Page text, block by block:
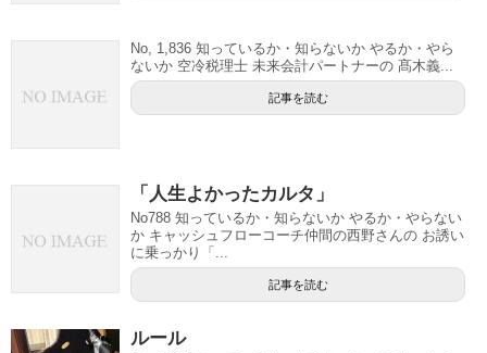
No, 1,836 知っているか・知らないか やるか・やら
ないか 空冷税理士 未来会計パートナーの 髙木義...
記事を読む
「人生よかったカルタ」
No788 知っているか・知らないか やるか・やらない
か キャッシュフローコーチ仲間の西野さんの お誘い
に乗っかり「...
記事を読む
ルール